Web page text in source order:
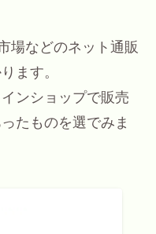
場などのネット通販
ます。
ンショップで販売
たものを選でみま